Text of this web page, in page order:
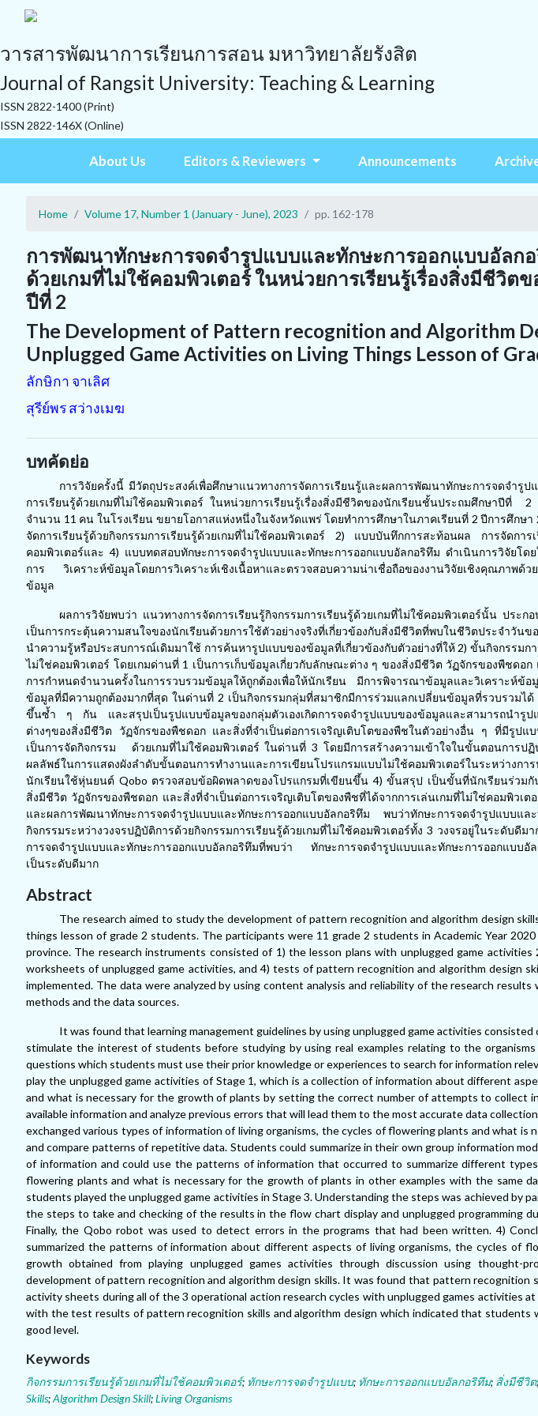
วารสารพัฒนาการเรียนการสอน มหาวิทยาลัยรังสิต
Journal of Rangsit University: Teaching & Learning
ISSN 2822-1400 (Print)
ISSN 2822-146X (Online)
About Us Editors & Reviewers Announcements
Home Volume 17, Number 1 (January - June), 2023 pp. 162-178
การพัฒนาทักษะการจดจำรูปแบบและทักษะการออกแบบอัลกอ
ด้วยเกมที่ไม่ใช้คอมพิวเตอร์ ในหน่วยการเรียนรู้เรื่องสิ่งมีชีวิต
ปีที่ 2
The Development of Pattern recognition and Algorithm
Unplugged Game Activities on Living Things Lesson of
ลักษิกา จาเลิศ
สุรีย์พร สว่างเมฆ
บทคัดย่อ
การวิจัยครั้งนี้ มีวัตถุประสงค์เพื่อศึกษาแนวทางการจัดการเรียนรู้และผลการพัฒนาทักษะการจดจำรู
การเรียนรู้ด้วยเกมที่ไม่ใช้คอมพิวเตอร์ ในหน่วยการเรียนรู้เรื่องสิ่งมีชีวิตของนักเรียนชั้นประถมศึกษาปีที่
จำนวน 11 คน ในโรงเรียน ขยายโอกาสแห่งหนึ่งในจังหวัดแพร่ โดยทำการศึกษาในภาคเรียนที่ 2 ปีการศึกษา
จัดการเรียนรู้ด้วยกิจกรรมการเรียนรู้ด้วยเกมที่ไม่ใช้คอมพิวเตอร์ 2) แบบบันทึกการสะท้อนผล การจัดกา
คอมพิวเตอร์และ 4) แบบทดสอบทักษะการจดจำรูปแบบและทักษะการออกแบบอัลกอริทึม ดำเนินการวิจัยโด
การ วิเคราะห์ข้อมูลโดยการวิเคราะห์เชิงเนื้อหาและตรวจสอบความน่าเชื่อถือของงานวิจัยเชิงคุณภาพด้ว
ข้อมูล
ผลการวิจัยพบว่า แนวทางการจัดการเรียนรู้กิจกรรมการเรียนรู้ด้วยเกมที่ไม่ใช้คอมพิวเตอร์นั้น ปร
เป็นการกระตุ้นความสนใจของนักเรียนด้วยการใช้ตัวอย่างจริงที่เกี่ยวข้องกับสิ่งมีชีวิตที่พบในชีวิตประจำวัน
นำความรู้หรือประสบการณ์เดิมมาใช้ การค้นหารูปแบบของข้อมูลที่เกี่ยวข้องกับตัวอย่างที่ให้ 2) ขั้นกิจกรรมกา
ไม่ใช่คอมพิวเตอร์ โดยเกมด่านที่ 1 เป็นการเก็บข้อมูลเกี่ยวกับลักษณะต่าง ๆ ของสิ่งมีชีวิต วัฏจักรของพืชดอ
การกำหนดจำนวนครั้งในการรวบรวมข้อมูลให้ถูกต้องเพื่อให้นักเรียน มีการพิจารณาข้อมูลและวิเคราะห์ข้
ข้อมูลที่มีความถูกต้องมากที่สุด ในด่านที่ 2 เป็นกิจกรรมกลุ่มที่สมาชิกมีการร่วมแลกเปลี่ยนข้อมูลที่รวบรวมไ
ขึ้นซ้ำ ๆ กัน และสรุปเป็นรูปแบบข้อมูลของกลุ่มตัวเองเกิดการจดจำรูปแบบของข้อมูลและสามารถนำรู
ต่างๆของสิ่งมีชีวิต วัฏจักรของพืชดอก และสิ่งที่จำเป็นต่อการเจริญเติบโตของพืชในตัวอย่างอื่น ๆ ที่มีรู
เป็นการจัดกิจกรรม ด้วยเกมที่ไม่ใช้คอมพิวเตอร์ ในด่านที่ 3 โดยมีการสร้างความเข้าใจในขั้นตอนการป
ผลลัพธ์ในการแสดงผังลำดับขั้นตอนการทำงานและการเขียนโปรแกรมแบบไม่ใช้คอมพิวเตอร์ในระหว่าง
นักเรียนใช้หุ่นยนต์ Qobo ตรวจสอบข้อผิดพลาดของโปรแกรมที่เขียนขึ้น 4) ขั้นสรุป เป็นขั้นที่นักเรียนร่วม
สิ่งมีชีวิต วัฏจักรของพืชดอก และสิ่งที่จำเป็นต่อการเจริญเติบโตของพืชที่ได้จากการเล่นเกมที่ไม่ใช่คอมพิวเ
และผลการพัฒนาทักษะการจดจำรูปแบบและทักษะการออกแบบอัลกอริทึม พบว่าทักษะการจดจำรูปแบบและ
กิจกรรมระหว่างวงจรปฏิบัติการด้วยกิจกรรมการเรียนรู้ด้วยเกมที่ไม่ใช้คอมพิวเตอร์ทั้ง 3 วงจรอยู่ในระดับดี
การจดจำรูปแบบและทักษะการออกแบบอัลกอริทึมที่พบว่า ทักษะการจดจำรูปแบบและทักษะการออกแบบอั
เป็นระดับดีมาก
Abstract
The research aimed to study the development of pattern recognition and algorithm design
things lesson of grade 2 students. The participants were 11 grade 2 students in Academic Year
province. The research instruments consisted of 1) the lesson plans with unplugged game activities
worksheets of unplugged game activities, and 4) tests of pattern recognition and algorithm design
implemented. The data were analyzed by using content analysis and reliability of the research
methods and the data sources.
It was found that learning management guidelines by using unplugged game activities
stimulate the interest of students before studying by using real examples relating to the
questions which students must use their prior knowledge or experiences to search for information
play the unplugged game activities of Stage 1, which is a collection of information about different
and what is necessary for the growth of plants by setting the correct number of attempts to collect
available information and analyze previous errors that will lead them to the most accurate data
exchanged various types of information of living organisms, the cycles of flowering plants and what
and compare patterns of repetitive data. Students could summarize in their own group information
of information and could use the patterns of information that occurred to summarize different
flowering plants and what is necessary for the growth of plants in other examples with the same
students played the unplugged game activities in Stage 3. Understanding the steps was achieved by
the steps to take and checking of the results in the flow chart display and unplugged programming
Finally, the Qobo robot was used to detect errors in the programs that had been written. 4)
summarized the patterns of information about different aspects of living organisms, the cycles of
growth obtained from playing unplugged games activities through discussion using thought-
development of pattern recognition and algorithm design skills. It was found that pattern recognition
activity sheets during all of the 3 operational action research cycles with unplugged games activities
with the test results of pattern recognition skills and algorithm design which indicated that students
good level.
Keywords
กิจกรรมการเรียนรู้ด้วยเกมที่ไม่ใช้คอมพิวเตอร์; ทักษะการจดจำรูปแบบ; ทักษะการออกแบบอัลกอริทึม; สิ่งมีชีวิต;
Skills;Algorithm Design Skill;Living Organisms